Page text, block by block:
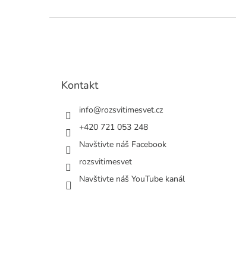
Kontakt
info@rozsvitimesvet.cz
+420 721 053 248
Navštivte náš Facebook
rozsvitimesvet
Navštivte náš YouTube kanál